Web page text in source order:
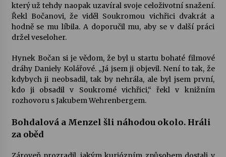
který už tehdy naopak uzavíral svoje celoživotní snažení.
Řekl Bočanovi, že viděl Soukromou vichřici dvakrát a
hodně se mu líbila. A doporučil mu, aby se v další práci
držel veseloher.
Hynek Bočan si je vědom, že byl u startu bohaté filmové
dráhy Daniely Kolářové. „Já jsem ji objevil. Není to tak, že
kdybych ji neobsadil, tak by nehrála, ale byl jsem první,
kdo ji obsadil v Soukromé vichřici,“ řekl v knižním
rozhovoru s Jakubem Wehrenbergem.
Bohdalová a Menzel šli náhodou okolo. Hráli
za oběd